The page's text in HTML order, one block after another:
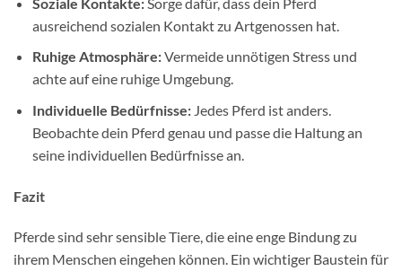
ausreichend sozialen Kontakt zu Artgenossen hat.
Ruhige Atmosphäre:Vermeide unnötigen Stress und
achte auf eine ruhige Umgebung.
Individuelle Bedürfnisse:Jedes Pferd ist anders.
Beobachte dein Pferd genau und passe die Haltung an
seine individuellen Bedürfnisse an.
Fazit
Pferde sind sehr sensible Tiere, die eine enge Bindung zu
ihrem Menschen eingehen können. Ein wichtiger Baustein für